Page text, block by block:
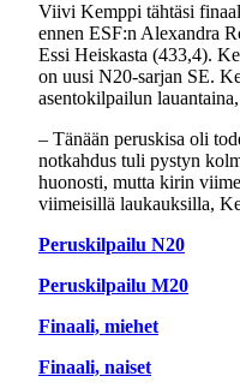
Viivi Kemppi tähtäsi
ennen ESF:n Alexandra
Essi Heiskasta (433,4).
on uusi N20-sarjan SE.
asentokilpailun
– Tänään peruskisa oli
notkahdus tuli pystyn
huonosti, mutta kirin
viimeisillä laukauksilla,
Peruskilpailu N20
Peruskilpailu M20
Finaali, miehet
Finaali, naiset